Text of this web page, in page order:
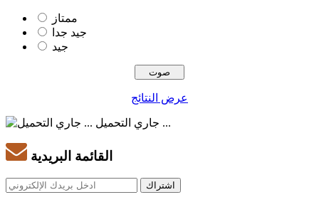
ممتاز
جيد جدا
جيد
عرض النتائج
جاري التحميل ...
القائمة البريدية